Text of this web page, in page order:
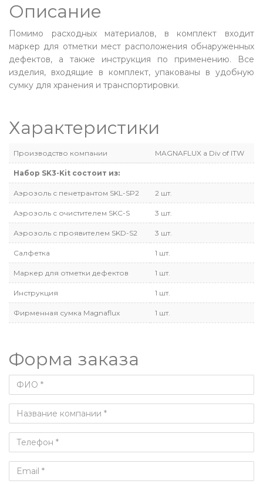
Описание
Помимо расходных материалов, в комплект входит
маркер для отметки мест расположения обнаруженных
дефектов, а также инструкция по применению. Все
изделия, входящие в комплект, упакованы в удобную
сумку для хранения и транспортировки.
Характеристики
Производство компании MAGNAFLUX a Div of ITW
Набор SK3-Kit состоит из:
Аэрозоль с пенетрантом SKL-SP2 2 шт.
Аэрозоль с очистителем SKC-S 3 шт.
Аэрозоль с проявителем SKD-S2 3 шт.
Салфетка 1 шт.
Маркер для отметки дефектов 1 шт.
Инструкция 1 шт.
Фирменная сумка Magnaflux 1 шт.
Форма заказа